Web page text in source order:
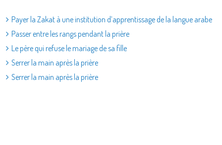
Payer la Zakat à une institution d’apprentissage de la langue arabe
Passer entre les rangs pendant la prière
Le père qui refuse le mariage de sa fille
Serrer la main après la prière
Serrer la main après la prière